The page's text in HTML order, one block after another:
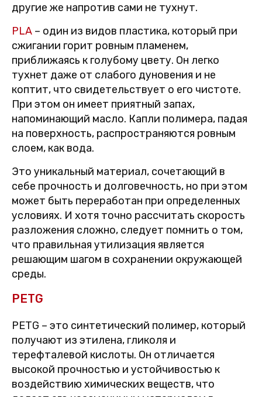
другие же напротив сами не тухнут.
PLA – один из видов пластика, который при
сжигании горит ровным пламенем,
приближаясь к голубому цвету. Он легко
тухнет даже от слабого дуновения и не
коптит, что свидетельствует о его чистоте.
При этом он имеет приятный запах,
напоминающий масло. Капли полимера, падая
на поверхность, распространяются ровным
слоем, как вода.
Это уникальный материал, сочетающий в
себе прочность и долговечность, но при этом
может быть переработан при определенных
условиях. И хотя точно рассчитать скорость
разложения сложно, следует помнить о том,
что правильная утилизация является
решающим шагом в сохранении окружающей
среды.
PETG
PETG – это синтетический полимер, который
получают из этилена, гликоля и
терефталевой кислоты. Он отличается
высокой прочностью и устойчивостью к
воздействию химических веществ, что